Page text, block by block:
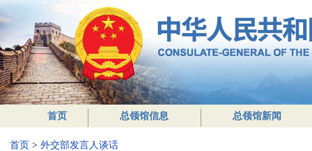
首页 总领馆信息 总领馆新闻
首页 > 外交部发言人谈话